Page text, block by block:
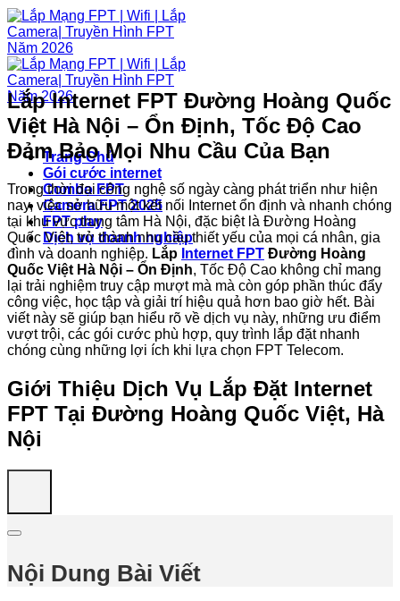
Trang Chủ
Gói cước internet
Combo FPT
Camera FPT 2025
FPT play
Dịch vụ doanh nghiệp
Lắp Internet FPT Đường Hoàng Quốc
Việt Hà Nội – Ổn Định, Tốc Độ Cao
Đảm Bảo Mọi Nhu Cầu Của Bạn
Trong thời đại công nghệ số ngày càng phát triển như hiện
nay, việc sở hữu một kết nối Internet ổn định và nhanh chóng
tại khu vực trung tâm Hà Nội, đặc biệt là Đường Hoàng
Quốc Việt, trở thành nhu cầu thiết yếu của mọi cá nhân, gia
đình và doanh nghiệp. Lắp Internet FPT Đường Hoàng
Quốc Việt Hà Nội – Ổn Định, Tốc Độ Cao không chỉ mang
lại trải nghiệm truy cập mượt mà mà còn góp phần thúc đẩy
công việc, học tập và giải trí hiệu quả hơn bao giờ hết. Bài
viết này sẽ giúp bạn hiểu rõ về dịch vụ này, những ưu điểm
vượt trội, các gói cước phù hợp, quy trình lắp đặt nhanh
chóng cùng những lợi ích khi lựa chọn FPT Telecom.
Giới Thiệu Dịch Vụ Lắp Đặt Internet
FPT Tại Đường Hoàng Quốc Việt, Hà
Nội
Nội Dung Bài Viết